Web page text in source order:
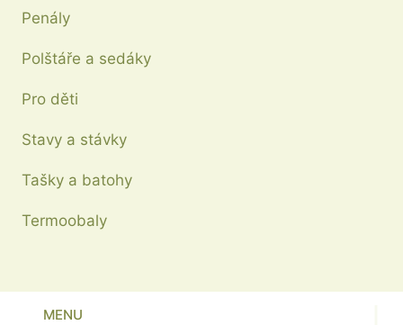
Penály
Polštáře a sedáky
Pro děti
Stavy a stávky
Tašky a batohy
Termoobaly
MENU